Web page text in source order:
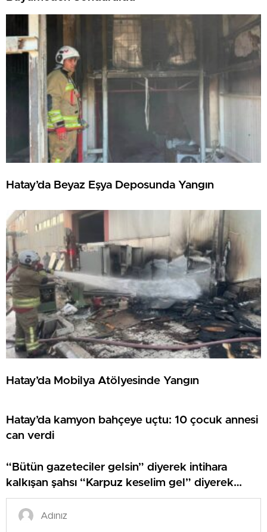
Hatay’da Beyaz Eşya Deposunda Yangın
Hatay’da Mobilya Atölyesinde Yangın
Hatay’da kamyon bahçeye uçtu: 10 çocuk annesi
can verdi
“Bütün gazeteciler gelsin” diyerek intihara
kalkışan şahsı “Karpuz keselim gel” diyerek
çatıdan indirdiler